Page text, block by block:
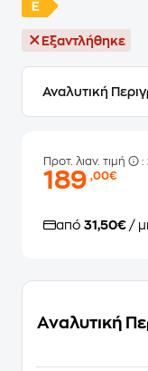
Εξαντλήθηκε
Αναλυτική
Προτ. λιαν. τιμή :
189,00€
από 31,50€ /
Αναλυτική